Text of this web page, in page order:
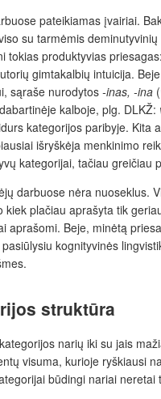
pateikiamas įvairiai.
su tarmėmis
tokias produktyvias priesagas:
gimtakalbių intuicija.
sąraše nurodytos -inas, -ina (
kalboje, plg. DLKŽ:
kategorijos paribyje. Kita
išryškėja menkinimo
kategorijai, tačiau greičiau
darbuose nėra
plačiau aprašyta tik
aprašomi. Beje, minėtą
kognityvinės
struktūra
narių iki su jais
visuma, kurioje ryškiausi
būdingi nariai